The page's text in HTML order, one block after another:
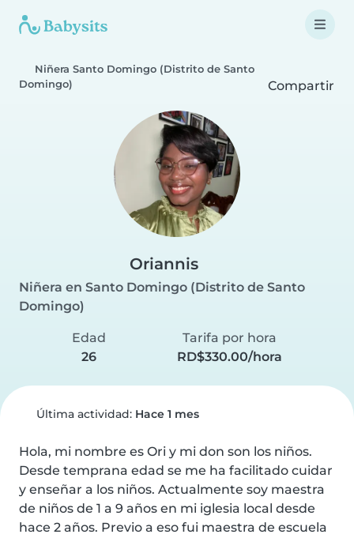
Niñera Santo Domingo (Distrito de Santo
Domingo)
Compartir
Oriannis
Niñera en Santo Domingo (Distrito de Santo
Domingo)
Edad
26
Tarifa por hora
RD$330.00/hora
Última actividad: Hace 1 mes
Hola, mi nombre es Ori y mi don son los niños.
Desde temprana edad se me ha facilitado cuidar
y enseñar a los niños. Actualmente soy maestra
de niños de 1 a 9 años en mi iglesia local desde
hace 2 años. Previo a eso fui maestra de escuela